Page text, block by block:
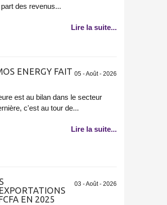
des revenus...
Lire la suite...
05 - Août - 2026
ENERGY FAIT
est au bilan dans le secteur
c'est au tour de...
Lire la suite...
03 - Août - 2026
EN 2025